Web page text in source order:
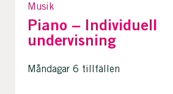
Musik
Piano – Individuell
undervisning
Måndagar 6 tillfällen